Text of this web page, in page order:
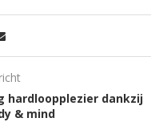
hardloopplezier dankzij
& mind